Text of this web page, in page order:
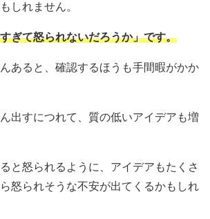
しれません。
ぎて怒られないだろうか」です。
あると、確認するほうも手間暇がかか
出すにつれて、質の低いアイデアも増
と怒られるように、アイデアもたくさ
怒られそうな不安が出てくるかもしれ